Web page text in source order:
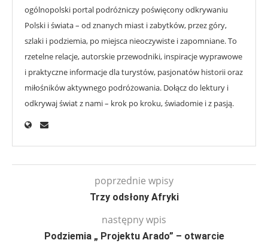
ogólnopolski portal podróżniczy poświęcony odkrywaniu
Polski i świata – od znanych miast i zabytków, przez góry,
szlaki i podziemia, po miejsca nieoczywiste i zapomniane. To
rzetelne relacje, autorskie przewodniki, inspiracje wyprawowe
i praktyczne informacje dla turystów, pasjonatów historii oraz
miłośników aktywnego podróżowania. Dołącz do lektury i
odkrywaj świat z nami – krok po kroku, świadomie i z pasją.
poprzednie wpisy
Trzy odsłony Afryki
następny wpis
Podziemia „ Projektu Arado” – otwarcie